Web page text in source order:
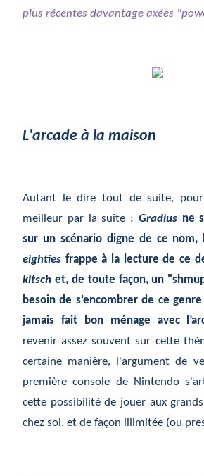
plus récentes davantage axées
L'arcade à la maison
Autant le dire tout de suite,
meilleur par la suite : Gradiusne
sur un scénario digne de ce nom,
eighties frappe à la lecture de ce
kitsch et, de toute façon, un
besoin de s’encombrer de ce
jamais fait bon ménage avec
revenir assez souvent sur cette
certaine manière, l'argument de
première console de Nintendo
cette possibilité de jouer aux
chez soi, et de façon illimitée (ou